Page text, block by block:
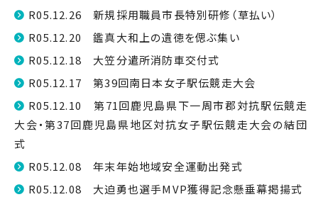
R05.12.26 新規採用職員市長特別研修（草払い）
R05.12.20 鑑真大和上の遺徳を偲ぶ集い
R05.12.18 大笠分遣所消防車交付式
R05.12.17 第39回南日本女子駅伝競走大会
R05.12.10 第71回鹿児島県下一周市郡対抗駅伝競走
大会・第37回鹿児島県地区対抗女子駅伝競走大会の結団
式
R05.12.08 年末年始地域安全運動出発式
R05.12.08 大迫勇也選手MVP獲得記念懸垂幕掲揚式